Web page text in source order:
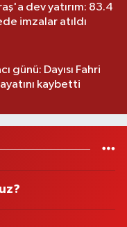
dev yatırım: 83.4
imzalar atıldı
günü: Dayısı Fahri
kaybetti